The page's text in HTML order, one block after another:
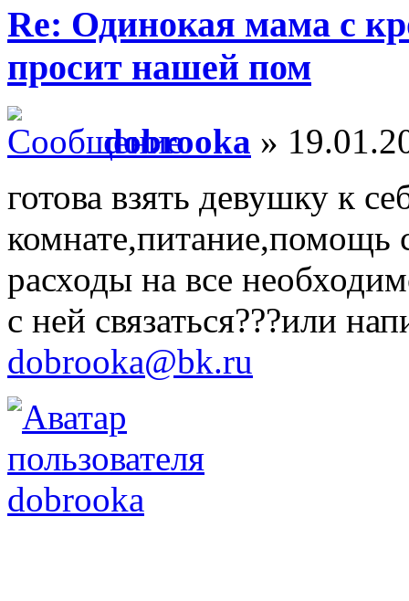
Re: Одинокая мама с
просит нашей пом
dobrooka »
готова взять девушку к
комнате,питание,помощь
расходы на все
с ней связаться???или
dobrooka@bk.ru
dobrooka